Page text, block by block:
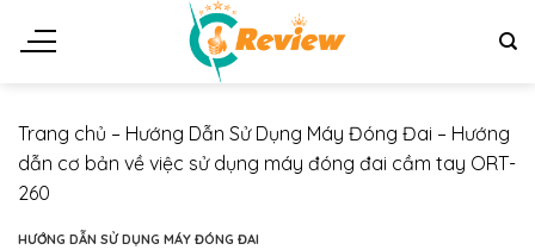
đến
Trang chủ – Hướng Dẫn Sử Dụng Máy Đóng Đai – Hướng
dẫn cơ bản về việc sử dụng máy đóng đai cầm tay ORT-
260
HƯỚNG DẪN SỬ DỤNG MÁY ĐÓNG ĐAI